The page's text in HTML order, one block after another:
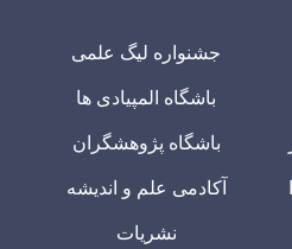
جشنواره لیگ علمی
باشگاه المپیادی ها
باشگاه پژوهشگران
آکادمی علم و اندیشه
نشریات